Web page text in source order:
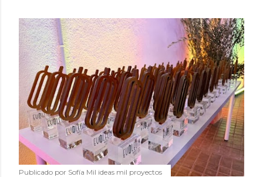
Publicado por Sofía Mil ideas mil proyectos